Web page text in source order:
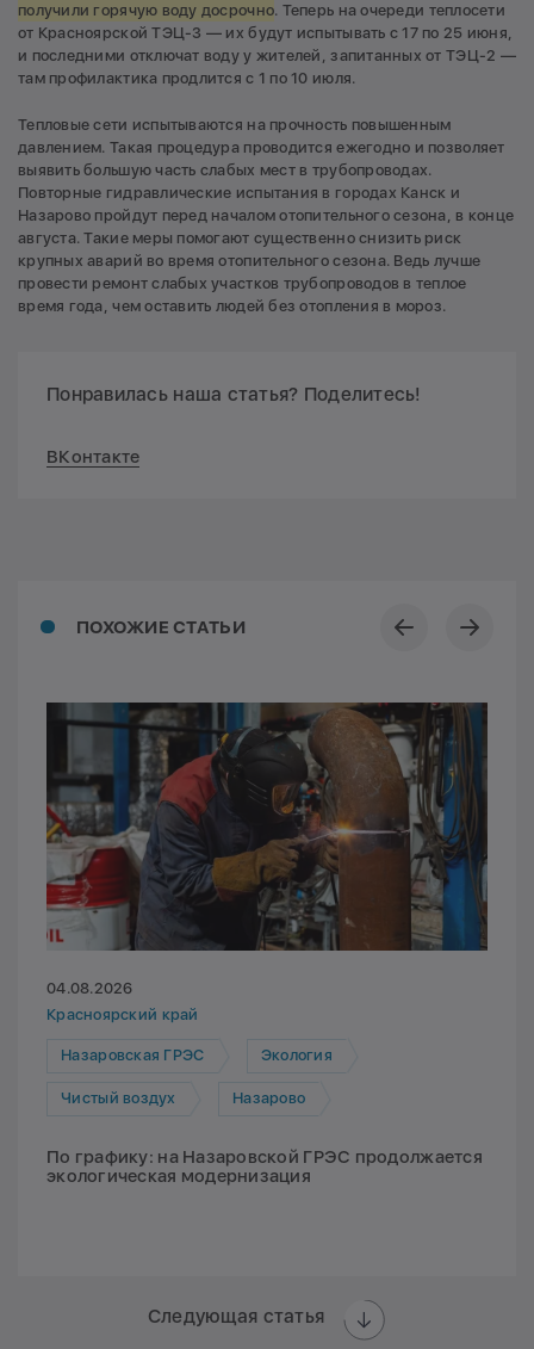
получили горячую воду досрочно. Теперь на очереди теплосети
от Красноярской ТЭЦ-3 — их будут испытывать с 17 по 25 июня,
и последними отключат воду у жителей, запитанных от ТЭЦ-2 —
там профилактика продлится с 1 по 10 июля.
Тепловые сети испытываются на прочность повышенным
давлением. Такая процедура проводится ежегодно и позволяет
выявить большую часть слабых мест в трубопроводах.
Повторные гидравлические испытания в городах Канск и
Назарово пройдут перед началом отопительного сезона, в конце
августа. Такие меры помогают существенно снизить риск
крупных аварий во время отопительного сезона. Ведь лучше
провести ремонт слабых участков трубопроводов в теплое
время года, чем оставить людей без отопления в мороз.
Понравилась наша статья? Поделитесь!
ВКонтакте
ПОХОЖИЕ СТАТЬИ
04.08.2026
Красноярский край
Назаровская ГРЭС Экология
Чистый воздух Назарово
По графику: на Назаровской ГРЭС продолжается
экологическая модернизация
Следующая статья